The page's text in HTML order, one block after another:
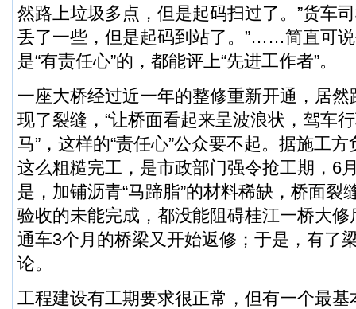
然路上垃圾多点，但是起码扫过了。”货车
丢了一些，但是起码到站了。”……简直可
是“有责任心”的，都能评上“先进工作者”。
一座大桥经过近一年的整修重新开通，居
现了裂缝，“让桥面看起来呈波浪状，驾车
马”，这样的“责任心”公众要不起。据施工
这么粗糙完工，是市政部门强令抢工期，6
是，加铺沥青“马蹄脂”的材料稀缺，桥面裂
验收的未能完成，都没能阻碍桂江一桥大
通车3个月的桥梁又开始返修；于是，有了
论。
工程建设有工期要求很正常，但有一个最